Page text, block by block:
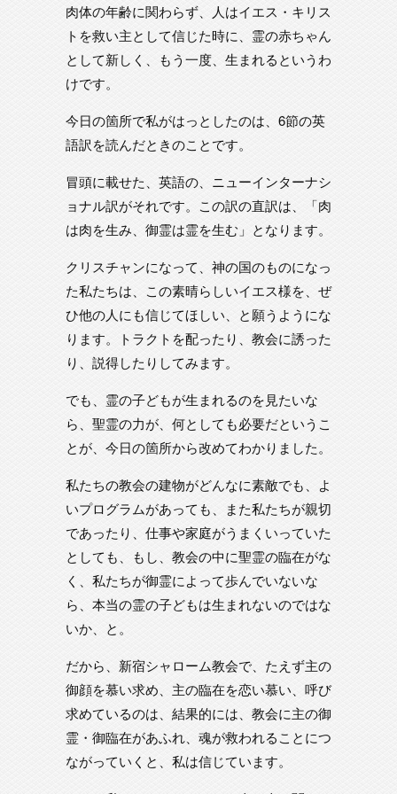
肉体の年齢に関わらず、人はイエス・キリス
トを救い主として信じた時に、霊の赤ちゃん
として新しく、もう一度、生まれるというわ
けです。
今日の箇所で私がはっとしたのは、6節の英
語訳を読んだときのことです。
冒頭に載せた、英語の、ニューインターナシ
ョナル訳がそれです。この訳の直訳は、「肉
は肉を生み、御霊は霊を生む」となります。
クリスチャンになって、神の国のものになっ
た私たちは、この素晴らしいイエス様を、ぜ
ひ他の人にも信じてほしい、と願うようにな
ります。トラクトを配ったり、教会に誘った
り、説得したりしてみます。
でも、霊の子どもが生まれるのを見たいな
ら、聖霊の力が、何としても必要だというこ
とが、今日の箇所から改めてわかりました。
私たちの教会の建物がどんなに素敵でも、よ
いプログラムがあっても、また私たちが親切
であったり、仕事や家庭がうまくいっていた
としても、もし、教会の中に聖霊の臨在がな
く、私たちが御霊によって歩んでいないな
ら、本当の霊の子どもは生まれないのではな
いか、と。
だから、新宿シャローム教会で、たえず主の
御顔を慕い求め、主の臨在を恋い慕い、呼び
求めているのは、結果的には、教会に主の御
霊・御臨在があふれ、魂が救われることにつ
ながっていくと、私は信じています。